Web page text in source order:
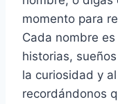
momento para
Cada nombre
historias,
la curiosidad y
recordándonos